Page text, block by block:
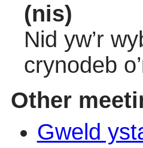
(nis)
Nid yw’r
crynodeb
Other
Gweld